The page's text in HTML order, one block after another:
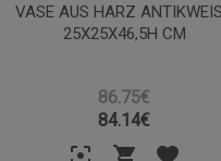
VASE AUS HARZ
5X25X46,5H CM
86.75€
84.14€